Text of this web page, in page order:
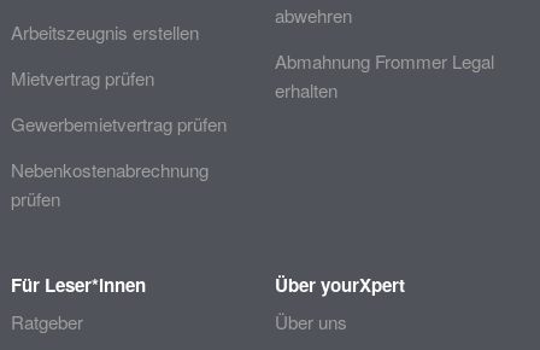
Arbeitszeugnis erstellen
Mietvertrag prüfen
Gewerbemietvertrag prüfen
Nebenkostenabrechnung
prüfen
abwehren
Abmahnung Frommer Legal
erhalten
Für Leser*innen
Ratgeber
Über yourXpert
Über uns